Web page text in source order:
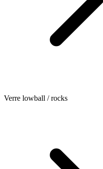
Verre lowball / rocks